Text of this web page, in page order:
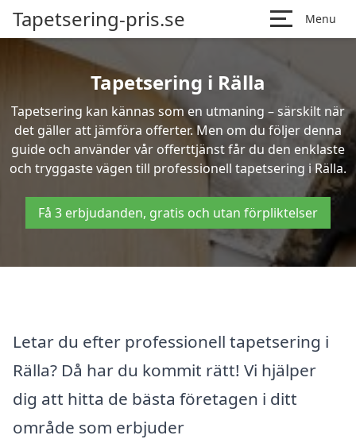
Tapetsering-pris.se Menu
Tapetsering i Rälla
Tapetsering kan kännas som en utmaning – särskilt när
det gäller att jämföra offerter. Men om du följer denna
guide och använder vår offerttjänst får du den enklaste
och tryggaste vägen till professionell tapetsering i Rälla.
Få 3 erbjudanden, gratis och utan förpliktelser
Letar du efter professionell tapetsering i
Rälla? Då har du kommit rätt! Vi hjälper
dig att hitta de bästa företagen i ditt
område som erbjuder